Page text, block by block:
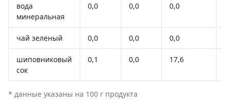
вода
минеральная
0,0 0,0 0,0
чай зеленый 0,0 0,0 0,0
шиповниковый
сок
0,1 0,0 17,6
* данные указаны на 100 г продукта